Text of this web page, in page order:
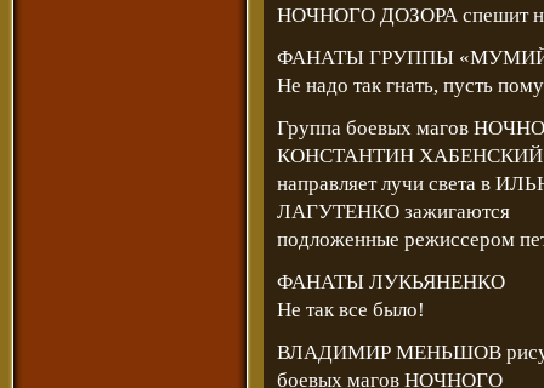
НОЧНОГО ДОЗОРА спешит
ФАНАТЫ ГРУППЫ
Не надо так гнать, пусть
Группа боевых магов
КОНСТАНТИН ХАБЕНСКИЙ
направляет лучи света в
ЛАГУТЕНКО зажигаются
подложенные режиссером
ФАНАТЫ ЛУКЬЯНЕНКО
Не так все было!
ВЛАДИМИР МЕНЬШОВ рисует
боевых магов НОЧНОГО